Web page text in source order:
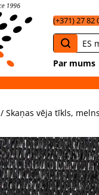
(+371) 27 82
Par mums
/ Skaņas vēja tīkls,